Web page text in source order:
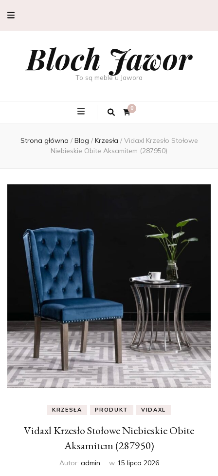
Bloch Jawor
To są meble u Jawora
0
Strona główna / Blog / Krzesła / Vidaxl Krzesło Stołowe
Niebieskie Obite Aksamitem (287950)
KRZESŁA PRODUKT VIDAXL
Vidaxl Krzesło Stołowe Niebieskie Obite
Aksamitem (287950)
Autor: admin w 15 lipca 2026